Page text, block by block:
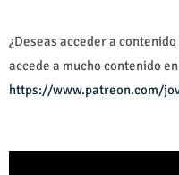
¿Deseas acceder a
accede a mucho contenido
https://www.patreon.com/